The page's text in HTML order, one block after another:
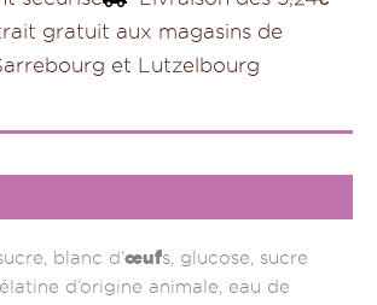
gratuit aux magasins de
et Lutzelbourg
blanc d’œufs, glucose, sucre
d’origine animale, eau de